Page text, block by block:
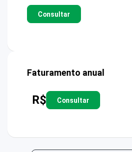
Consultar
Faturamento anual
R$ Consultar